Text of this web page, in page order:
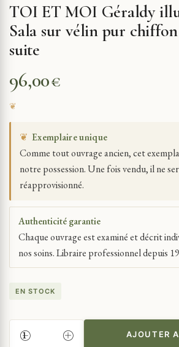
TOI ET MOI Géraldy
Sala sur vélin pur
suite
96,00€
❦ Exemplaire unique
Comme tout ouvrage ancien, cet
notre possession. Une fois vendu, il ne
réapprovisionné.
Authenticité garantie
Chaque ouvrage est examiné et décrit
nos soins. Libraire professionnel depuis
EN STOCK
QUANTITÉ
AJOUTER